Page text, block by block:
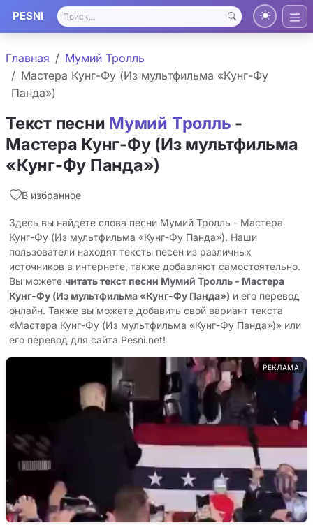
PESNI
Главная
Мумий Тролль
Мастера Кунг-Фу (Из мультфильма «Кунг-Фу
Панда»)
Текст песни Мумий Тролль -
Мастера Кунг-Фу (Из мультфильма
«Кунг-Фу Панда»)
В избранное
Здесь вы найдете слова песни Мумий Тролль - Мастера
Кунг-Фу (Из мультфильма «Кунг-Фу Панда»). Наши
пользователи находят тексты песен из различных
источников в интернете, также добавляют самостоятельно.
Вы можете читать текст песни Мумий Тролль - Мастера
Кунг-Фу (Из мультфильма «Кунг-Фу Панда») и его перевод
онлайн. Также вы можете добавить свой вариант текста
«Мастера Кунг-Фу (Из мультфильма «Кунг-Фу Панда»)» или
его перевод для сайта Pesni.net!
РЕКЛАМА